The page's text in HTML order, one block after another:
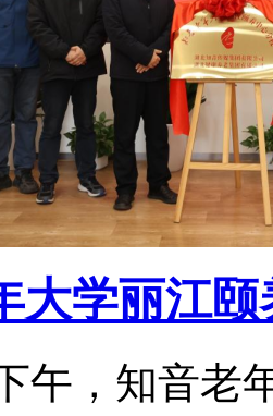
大学丽江
午，知音老